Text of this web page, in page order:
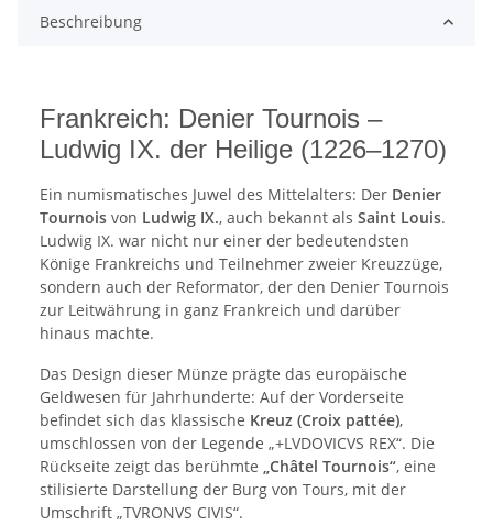
Beschreibung
Frankreich: Denier Tournois –
Ludwig IX. der Heilige (1226–1270)
Ein numismatisches Juwel des Mittelalters: Der Denier
Tournois von Ludwig IX., auch bekannt als Saint Louis.
Ludwig IX. war nicht nur einer der bedeutendsten
Könige Frankreichs und Teilnehmer zweier Kreuzzüge,
sondern auch der Reformator, der den Denier Tournois
zur Leitwährung in ganz Frankreich und darüber
hinaus machte.
Das Design dieser Münze prägte das europäische
Geldwesen für Jahrhunderte: Auf der Vorderseite
befindet sich das klassische Kreuz (Croix pattée),
umschlossen von der Legende „+LVDOVICVS REX“. Die
Rückseite zeigt das berühmte „Châtel Tournois“, eine
stilisierte Darstellung der Burg von Tours, mit der
Umschrift „TVRONVS CIVIS“.